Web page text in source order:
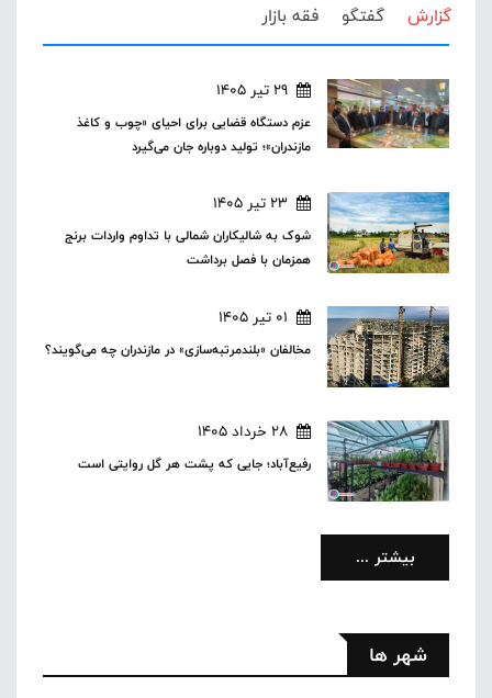
گزارش گفتگو فقه بازار
29 تیر 1405
عزم دستگاه قضایی برای احیای «چوب و کاغذ
مازندران»؛ تولید دوباره جان می‌گیرد
23 تیر 1405
شوک به شالیکاران شمالی با تداوم واردات برنج
همزمان با فصل برداشت
01 تیر 1405
مخالفان «بلندمرتبه‌سازی» در مازندران چه می‌گویند؟
28 خرداد 1405
رفیع‌آباد؛ جایی که پشت هر گل‌ روایتی است
بیشتر ...
شهر ها